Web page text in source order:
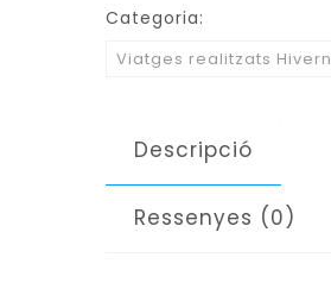
Categoria:
Viatges realitzats Hivern
Descripció
Ressenyes (0)